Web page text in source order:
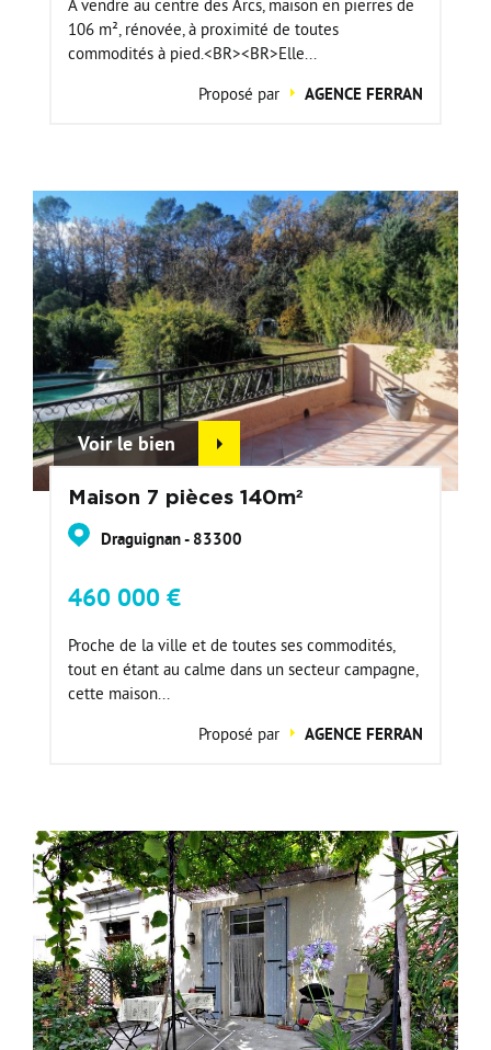
A vendre au centre des Arcs, maison en pierres de
106 m², rénovée, à proximité de toutes
commodités à pied.<BR><BR>Elle...
Proposé par
AGENCE FERRAN
Voir le bien
Maison 7 pièces 140m²
Draguignan - 83300
460 000 €
Proche de la ville et de toutes ses commodités,
tout en étant au calme dans un secteur campagne,
cette maison...
Proposé par
AGENCE FERRAN